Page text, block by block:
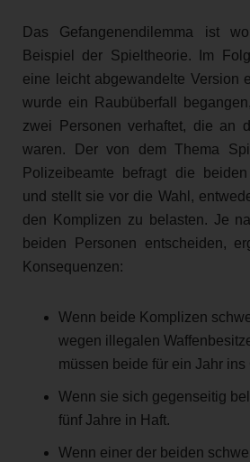
Das Gefangenendilemma ist
Beispiel der Spieltheorie. Im
eine leicht abgewandelte Version
wurde ein Raubüberfall
zwei Personen verhaftet, die an
waren. Der von dem Thema
Polizeibeamte befragt die
und stellt sie vor die Wahl,
den Komplizen zu belasten. Je
beiden Personen entscheiden,
Konsequenzen:
Wenn beide Komplizen
wegen illegalen
müssen beide für ein Jahr ins
Wenn sie sich gegenseitig
fünf Jahre in Haft.
Wenn einer der beiden